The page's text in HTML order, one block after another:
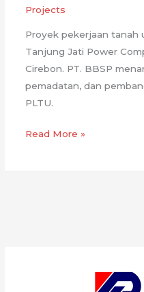
Projects
Proyek pekerjaan tanah
Tanjung Jati Power
Cirebon. PT. BBSP
pemadatan, dan
PLTU.
Proyek
Read More »